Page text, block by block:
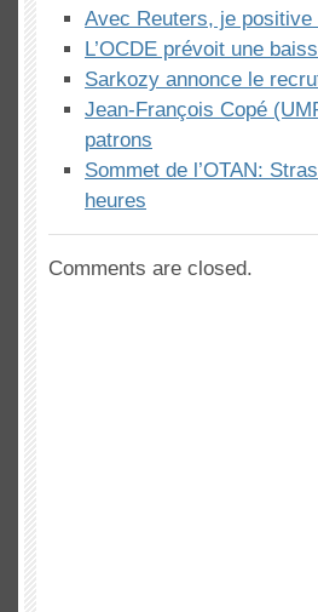
Avec Reuters, je positive
L’OCDE prévoit une
Sarkozy annonce le
Jean-François Copé
patrons
Sommet de l’OTAN:
heures
Comments are closed.